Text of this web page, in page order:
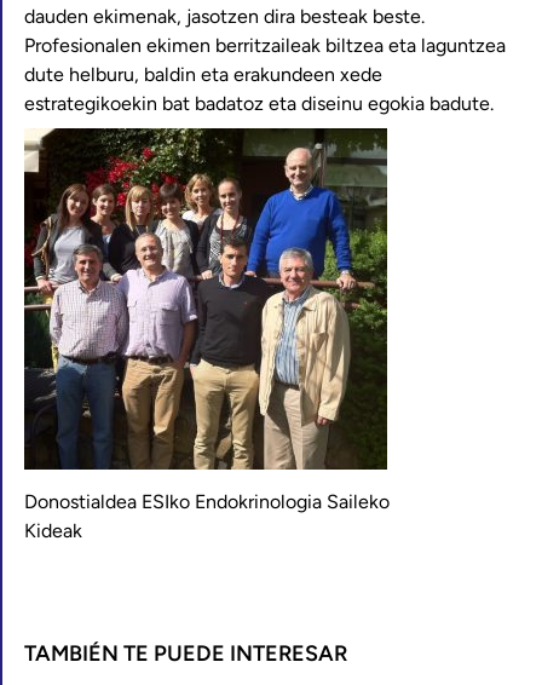
dauden ekimenak, jasotzen dira besteak beste.
Profesionalen ekimen berritzaileak biltzea eta laguntzea
dute helburu, baldin eta erakundeen xede
estrategikoekin bat badatoz eta diseinu egokia badute.
Donostialdea ESIko Endokrinologia Saileko
Kideak
TAMBIÉN TE PUEDE INTERESAR